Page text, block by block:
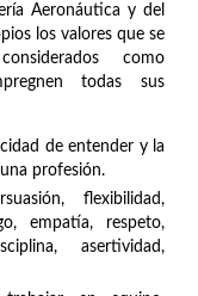
Aeronáutica y del
los valores que se
como
todas sus
de entender y la
profesión.
flexibilidad,
empatía, respeto,
asertividad,